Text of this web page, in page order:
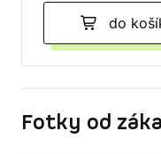
do
Fotky od